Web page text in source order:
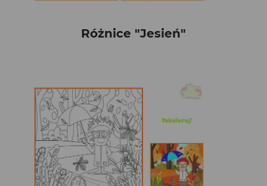
Różnice "Jesień"